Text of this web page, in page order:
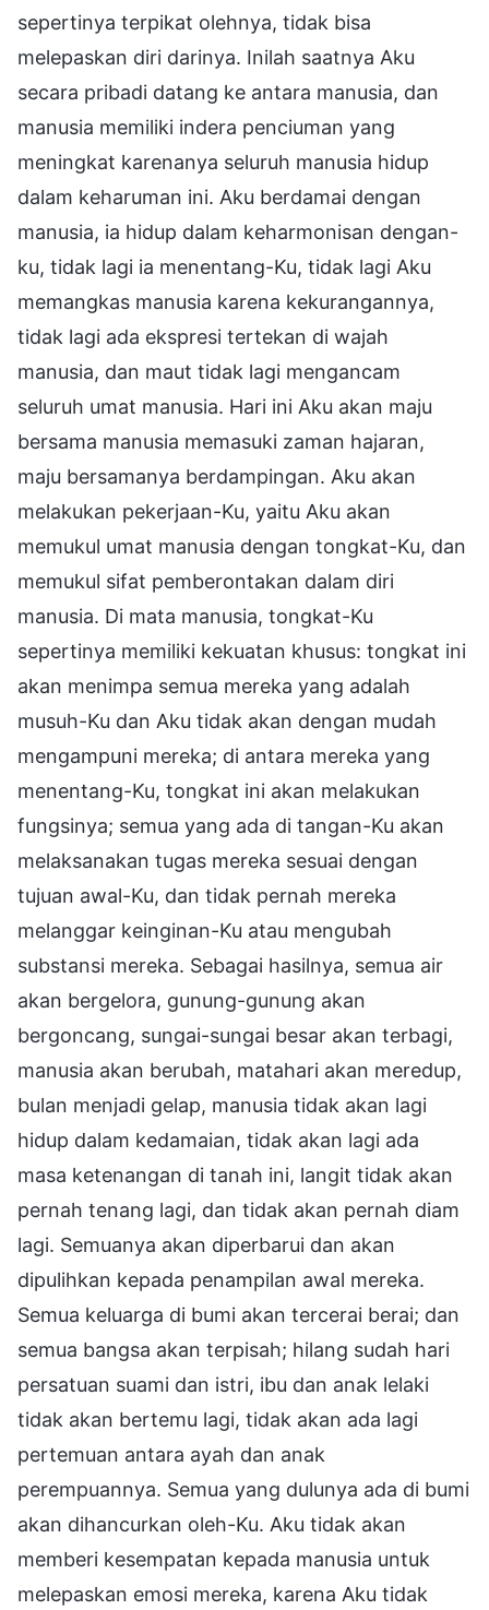
sepertinya terpikat olehnya, tidak bisa
melepaskan diri darinya. Inilah saatnya Aku
secara pribadi datang ke antara manusia, dan
manusia memiliki indera penciuman yang
meningkat karenanya seluruh manusia hidup
dalam keharuman ini. Aku berdamai dengan
manusia, ia hidup dalam keharmonisan dengan-
ku, tidak lagi ia menentang-Ku, tidak lagi Aku
memangkas manusia karena kekurangannya,
tidak lagi ada ekspresi tertekan di wajah
manusia, dan maut tidak lagi mengancam
seluruh umat manusia. Hari ini Aku akan maju
bersama manusia memasuki zaman hajaran,
maju bersamanya berdampingan. Aku akan
melakukan pekerjaan-Ku, yaitu Aku akan
memukul umat manusia dengan tongkat-Ku, dan
memukul sifat pemberontakan dalam diri
manusia. Di mata manusia, tongkat-Ku
sepertinya memiliki kekuatan khusus: tongkat ini
akan menimpa semua mereka yang adalah
musuh-Ku dan Aku tidak akan dengan mudah
mengampuni mereka; di antara mereka yang
menentang-Ku, tongkat ini akan melakukan
fungsinya; semua yang ada di tangan-Ku akan
melaksanakan tugas mereka sesuai dengan
tujuan awal-Ku, dan tidak pernah mereka
melanggar keinginan-Ku atau mengubah
substansi mereka. Sebagai hasilnya, semua air
akan bergelora, gunung-gunung akan
bergoncang, sungai-sungai besar akan terbagi,
manusia akan berubah, matahari akan meredup,
bulan menjadi gelap, manusia tidak akan lagi
hidup dalam kedamaian, tidak akan lagi ada
masa ketenangan di tanah ini, langit tidak akan
pernah tenang lagi, dan tidak akan pernah diam
lagi. Semuanya akan diperbarui dan akan
dipulihkan kepada penampilan awal mereka.
Semua keluarga di bumi akan tercerai berai; dan
semua bangsa akan terpisah; hilang sudah hari
persatuan suami dan istri, ibu dan anak lelaki
tidak akan bertemu lagi, tidak akan ada lagi
pertemuan antara ayah dan anak
perempuannya. Semua yang dulunya ada di bumi
akan dihancurkan oleh-Ku. Aku tidak akan
memberi kesempatan kepada manusia untuk
melepaskan emosi mereka, karena Aku tidak